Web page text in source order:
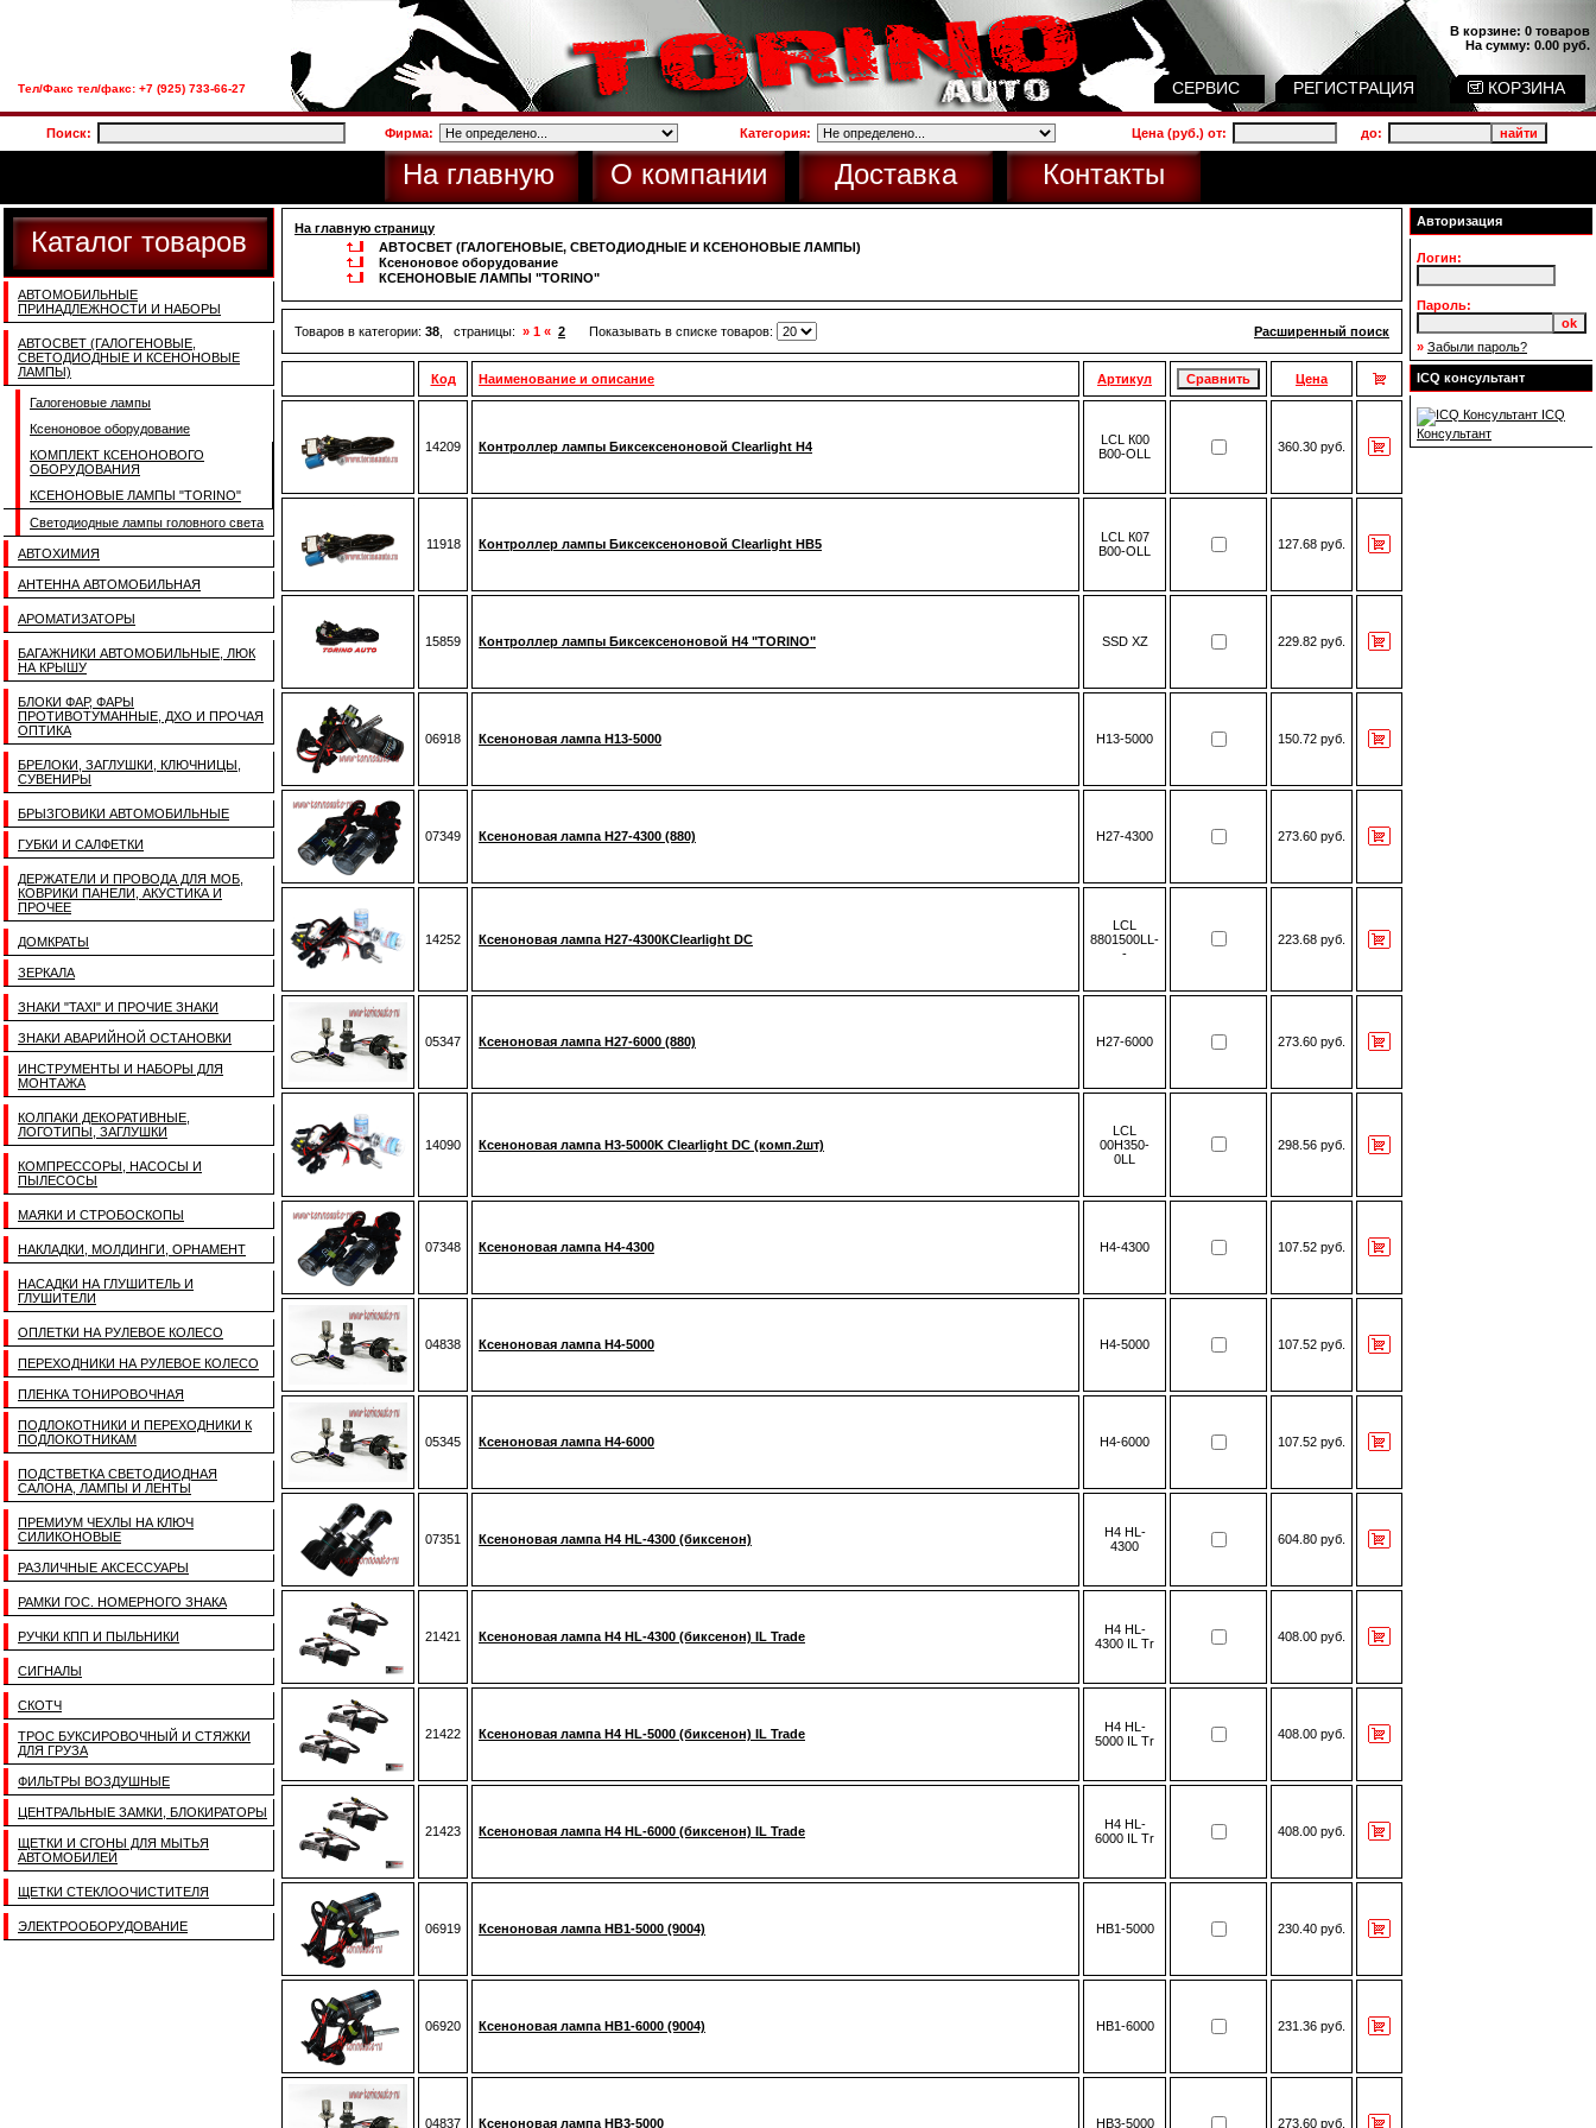
В корзине: 0 товаров
На сумму: 0.00 руб.
Тел/Факс тел/факс: +7 (925) 733-66-27 СЕРВИС РЕГИСТРАЦИЯ КОРЗИНА
Поиск: Фирма: Категория: Цена (руб.) от: до:
На главную О компании Доставка Контакты
Каталог товаров
АВТОМОБИЛЬНЫЕ
ПРИНАДЛЕЖНОСТИ И НАБОРЫ
АВТОСВЕТ (ГАЛОГЕНОВЫЕ,
СВЕТОДИОДНЫЕ И КСЕНОНОВЫЕ
ЛАМПЫ)
Галогеновые лампы
Ксеноновое оборудование
КОМПЛЕКТ КСЕНОНОВОГО
ОБОРУДОВАНИЯ
КСЕНОНОВЫЕ ЛАМПЫ "TORINO"
Светодиодные лампы головного света
АВТОХИМИЯ
АНТЕННА АВТОМОБИЛЬНАЯ
АРОМАТИЗАТОРЫ
БАГАЖНИКИ АВТОМОБИЛЬНЫЕ, ЛЮК
НА КРЫШУ
БЛОКИ ФАР, ФАРЫ
ПРОТИВОТУМАННЫЕ, ДХО И ПРОЧАЯ
ОПТИКА
БРЕЛОКИ, ЗАГЛУШКИ, КЛЮЧНИЦЫ,
СУВЕНИРЫ
БРЫЗГОВИКИ АВТОМОБИЛЬНЫЕ
ГУБКИ И САЛФЕТКИ
ДЕРЖАТЕЛИ И ПРОВОДА ДЛЯ МОБ,
КОВРИКИ ПАНЕЛИ, АКУСТИКА И
ПРОЧЕЕ
ДОМКРАТЫ
ЗЕРКАЛА
ЗНАКИ "TAXI" И ПРОЧИЕ ЗНАКИ
ЗНАКИ АВАРИЙНОЙ ОСТАНОВКИ
ИНСТРУМЕНТЫ И НАБОРЫ ДЛЯ
МОНТАЖА
КОЛПАКИ ДЕКОРАТИВНЫЕ,
ЛОГОТИПЫ, ЗАГЛУШКИ
КОМПРЕССОРЫ, НАСОСЫ И
ПЫЛЕСОСЫ
МАЯКИ И СТРОБОСКОПЫ
НАКЛАДКИ, МОЛДИНГИ, ОРНАМЕНТ
НАСАДКИ НА ГЛУШИТЕЛЬ И
ГЛУШИТЕЛИ
ОПЛЕТКИ НА РУЛЕВОЕ КОЛЕСО
ПЕРЕХОДНИКИ НА РУЛЕВОЕ КОЛЕСО
ПЛЕНКА ТОНИРОВОЧНАЯ
ПОДЛОКОТНИКИ И ПЕРЕХОДНИКИ К
ПОДЛОКОТНИКАМ
ПОДСТВЕТКА СВЕТОДИОДНАЯ
САЛОНА, ЛАМПЫ И ЛЕНТЫ
ПРЕМИУМ ЧЕХЛЫ НА КЛЮЧ
СИЛИКОНОВЫЕ
РАЗЛИЧНЫЕ АКСЕССУАРЫ
РАМКИ ГОС. НОМЕРНОГО ЗНАКА
РУЧКИ КПП И ПЫЛЬНИКИ
СИГНАЛЫ
СКОТЧ
ТРОС БУКСИРОВОЧНЫЙ И СТЯЖКИ
ДЛЯ ГРУЗА
ФИЛЬТРЫ ВОЗДУШНЫЕ
ЦЕНТРАЛЬНЫЕ ЗАМКИ, БЛОКИРАТОРЫ
ЩЕТКИ И СГОНЫ ДЛЯ МЫТЬЯ
АВТОМОБИЛЕЙ
ЩЕТКИ СТЕКЛООЧИСТИТЕЛЯ
ЭЛЕКТРООБОРУДОВАНИЕ
На главную страницу
АВТОСВЕТ (ГАЛОГЕНОВЫЕ, СВЕТОДИОДНЫЕ И КСЕНОНОВЫЕ ЛАМПЫ)
Ксеноновое оборудование
КСЕНОНОВЫЕ ЛАМПЫ "TORINO"
Товаров в категории: 38 , страницы: » 1 « 2 Показывать в списке товаров: Расширенный поиск
Код Наименование и описание Артикул Цена
14209 Контроллер лампы Биксексеноновой Clearlight H4
LСL К00
В00-OLL
360.30 руб.
11918 Контроллер лампы Биксексеноновой Clearlight HB5
LСL К07
В00-OLL
127.68 руб.
15859 Контроллер лампы Биксексеноновой H4 "TORINO" SSD XZ 229.82 руб.
06918 Ксеноновая лампа H13-5000 H13-5000 150.72 руб.
07349 Ксеноновая лампа H27-4300 (880) H27-4300 273.60 руб.
14252 Ксеноновая лампа H27-4300КClearlight DC
LCL
8801500LL-
-
223.68 руб.
05347 Ксеноновая лампа H27-6000 (880) H27-6000 273.60 руб.
14090 Ксеноновая лампа H3-5000K Clearlight DC (комп.2шт)
LСL
00H350-
0LL
298.56 руб.
07348 Ксеноновая лампа H4-4300 H4-4300 107.52 руб.
04838 Ксеноновая лампа H4-5000 H4-5000 107.52 руб.
05345 Ксеноновая лампа H4-6000 H4-6000 107.52 руб.
07351 Ксеноновая лампа H4 HL-4300 (биксенон)
H4 HL-
4300
604.80 руб.
21421 Ксеноновая лампа H4 HL-4300 (биксенон) IL Trade
H4 HL-
4300 IL Tr
408.00 руб.
21422 Ксеноновая лампа H4 HL-5000 (биксенон) IL Trade
H4 HL-
5000 IL Tr
408.00 руб.
21423 Ксеноновая лампа H4 HL-6000 (биксенон) IL Trade
H4 HL-
6000 IL Tr
408.00 руб.
06919 Ксеноновая лампа HB1-5000 (9004) HB1-5000 230.40 руб.
06920 Ксеноновая лампа HB1-6000 (9004) HB1-6000 231.36 руб.
04837 Ксеноновая лампа HB3-5000 HB3-5000 273.60 руб.
Авторизация
Логин:
Пароль:
» Забыли пароль?
ICQ консультант
ICQ
Консультант